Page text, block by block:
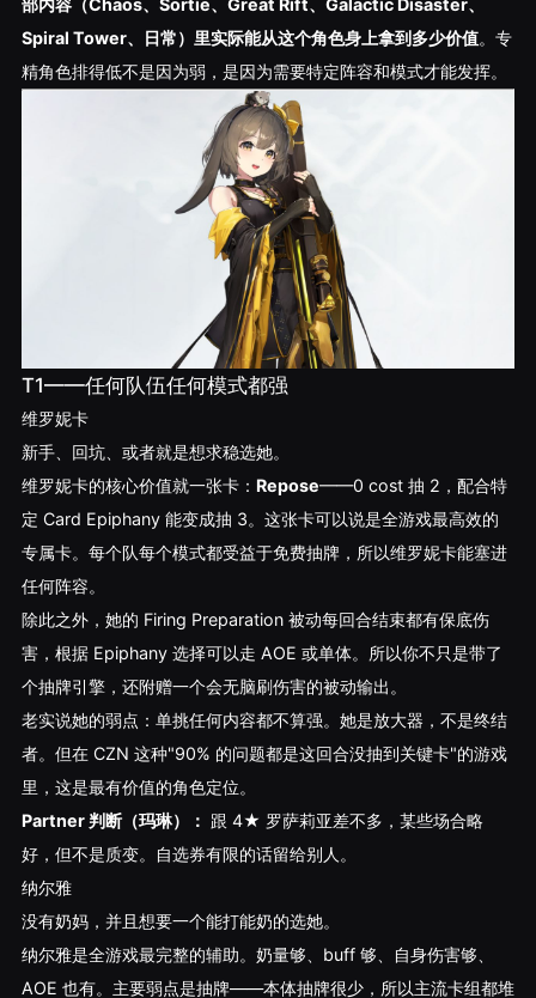
部内容（Chaos、Sortie、Great Rift、Galactic Disaster、
Spiral Tower、日常）里实际能从这个角色身上拿到多少价值。专
精角色排得低不是因为弱，是因为需要特定阵容和模式才能发挥。
T1——任何队伍任何模式都强
维罗妮卡
新手、回坑、或者就是想求稳选她。
维罗妮卡的核心价值就一张卡： Repose——0 cost 抽 2，配合特
定 Card Epiphany 能变成抽 3。这张卡可以说是全游戏最高效的
专属卡。每个队每个模式都受益于免费抽牌，所以维罗妮卡能塞进
任何阵容。
除此之外，她的 Firing Preparation 被动每回合结束都有保底伤
害，根据 Epiphany 选择可以走 AOE 或单体。所以你不只是带了
个抽牌引擎，还附赠一个会无脑刷伤害的被动输出。
老实说她的弱点：单挑任何内容都不算强。她是放大器，不是终结
者。但在 CZN 这种"90% 的问题都是这回合没抽到关键卡"的游戏
里，这是最有价值的角色定位。
Partner 判断（玛琳）： 跟 4★ 罗萨莉亚差不多，某些场合略
好，但不是质变。自选券有限的话留给别人。
纳尔雅
没有奶妈，并且想要一个能打能奶的选她。
纳尔雅是全游戏最完整的辅助。奶量够、buff 够、自身伤害够、
AOE 也有。主要弱点是抽牌——本体抽牌很少，所以主流卡组都堆